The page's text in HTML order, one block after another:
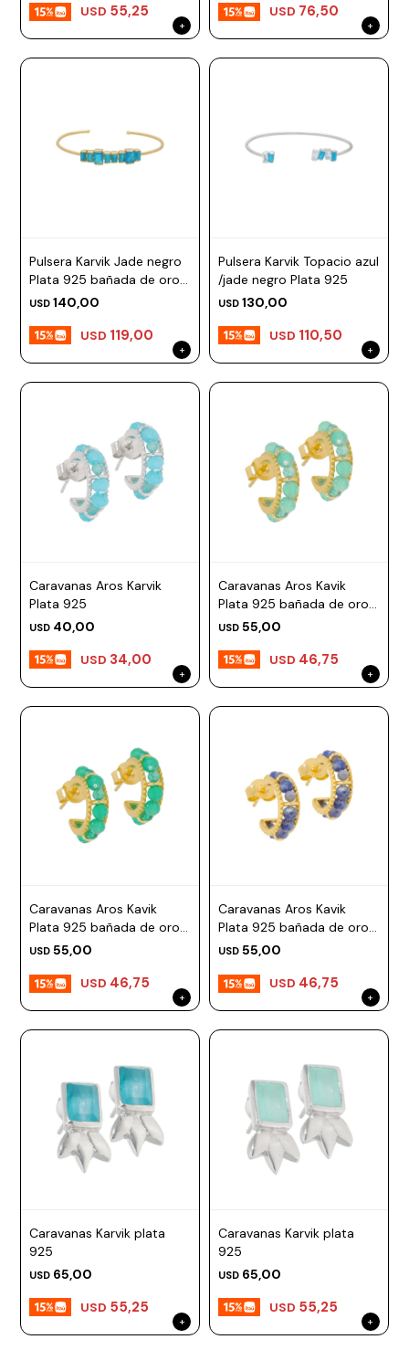
USD 55,25 USD 76,50
Pulsera Karvik Jade negro
Plata 925 bañada de oro
18k
USD 140,00
USD 119,00
Pulsera Karvik Topacio azul
/jade negro Plata 925
USD 130,00
USD 110,50
Caravanas Aros Karvik
Plata 925
USD 40,00
USD 34,00
Caravanas Aros Kavik
Plata 925 bañada de oro
18k
USD 55,00
USD 46,75
Caravanas Aros Kavik
Plata 925 bañada de oro
18k
USD 55,00
USD 46,75
Caravanas Aros Kavik
Plata 925 bañada de oro
18k
USD 55,00
USD 46,75
Caravanas Karvik plata
925
USD 65,00
USD 55,25
Caravanas Karvik plata
925
USD 65,00
USD 55,25